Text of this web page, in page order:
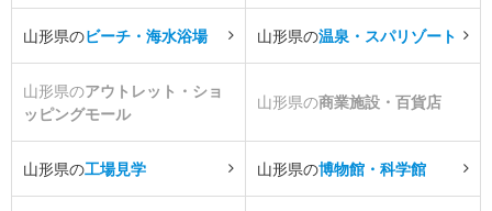
山形県のビーチ・海水浴場 山形県の温泉・スパリゾート
山形県のアウトレット・ショ
ッピングモール
山形県の商業施設・百貨店
山形県の工場見学 山形県の博物館・科学館